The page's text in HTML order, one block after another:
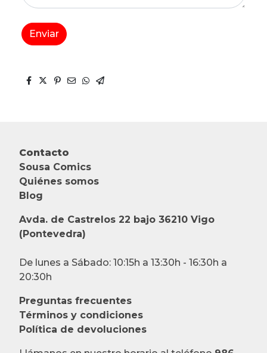
Enviar
Contacto
Sousa Comics
Quiénes somos
Blog
Avda. de Castrelos 22 bajo 36210 Vigo
(Pontevedra)
De lunes a Sábado: 10:15h a 13:30h - 16:30h a
20:30h
Preguntas frecuentes
Términos y condiciones
Política de devoluciones